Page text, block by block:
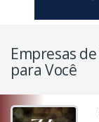
Empresas de
para Você